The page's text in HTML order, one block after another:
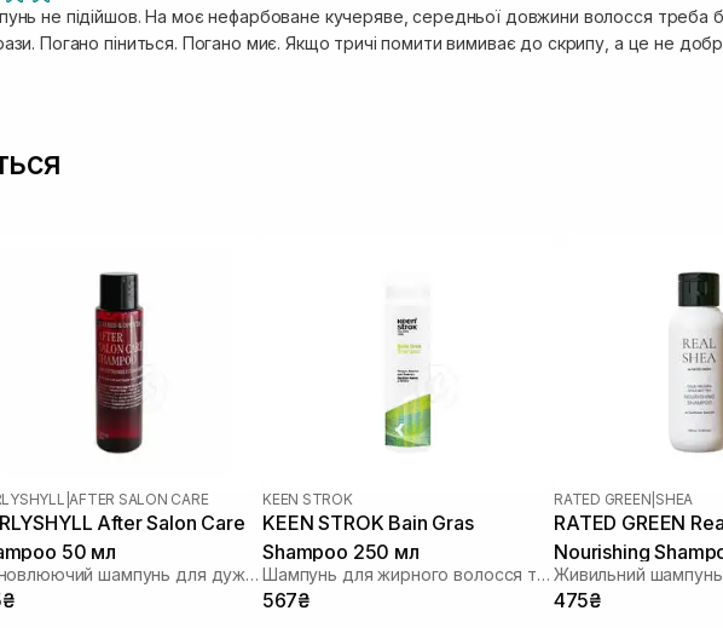
не підійшов. На моє нефарбоване кучеряве, середньої довжини волосся треба
Погано піниться. Погано миє. Якщо тричі помити вимиває до скрипу, а це не
|AFTER SALON CARE
After Salon Care
50 мл
Відновлюючий шампунь для дуже пошкодженого волосся
KEEN STROK
KEEN STROK Bain Gras
Shampoo 250 мл
Шампунь для жирного волосся та шкіри голови
567₴
RATED GREEN SHEA
RATED GREEN
Nourishing
Живильний
475₴